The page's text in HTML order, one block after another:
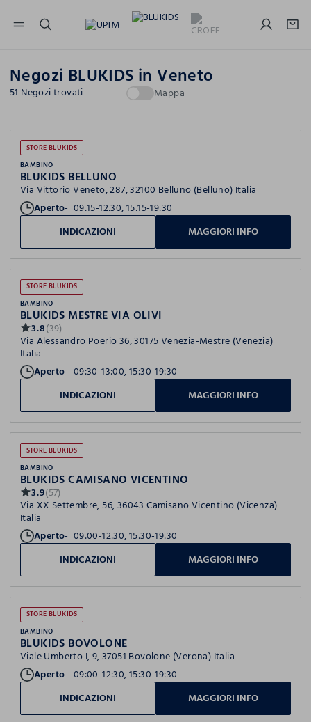
NAVIGATION.ARIA.GOTOMAINCONTENT
Negozi BLUKIDS in Veneto
51 Negozi trovati Mappa
STORE BLUKIDS
BAMBINO
BLUKIDS BELLUNO
Via Vittorio Veneto, 287, 32100 Belluno (Belluno) Italia
Aperto 09:15-12:30, 15:15-19:30
INDICAZIONI
MAGGIORI INFO
STORE BLUKIDS
BAMBINO
BLUKIDS MESTRE VIA OLIVI
3.8(39)
Via Alessandro Poerio 36, 30175 Venezia-Mestre (Venezia)
Italia
Aperto 09:30-13:00, 15:30-19:30
INDICAZIONI
MAGGIORI INFO
STORE BLUKIDS
BAMBINO
BLUKIDS CAMISANO VICENTINO
3.9(57)
Via XX Settembre, 56, 36043 Camisano Vicentino (Vicenza)
Italia
Aperto 09:00-12:30, 15:30-19:30
INDICAZIONI
MAGGIORI INFO
STORE BLUKIDS
BAMBINO
BLUKIDS BOVOLONE
Viale Umberto I, 9, 37051 Bovolone (Verona) Italia
Aperto 09:00-12:30, 15:30-19:30
INDICAZIONI
MAGGIORI INFO